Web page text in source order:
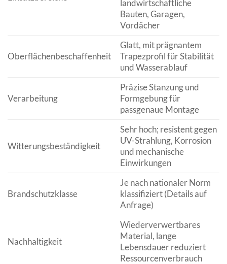
landwirtschaftliche
Bauten, Garagen,
Vordächer
Oberflächenbeschaffenheit
Glatt, mit prägnantem
Trapezprofil für Stabilität
und Wasserablauf
Verarbeitung
Präzise Stanzung und
Formgebung für
passgenaue Montage
Witterungsbeständigkeit
Sehr hoch; resistent gegen
UV-Strahlung, Korrosion
und mechanische
Einwirkungen
Brandschutzklasse
Je nach nationaler Norm
klassifiziert (Details auf
Anfrage)
Nachhaltigkeit
Wiederverwertbares
Material, lange
Lebensdauer reduziert
Ressourcenverbrauch